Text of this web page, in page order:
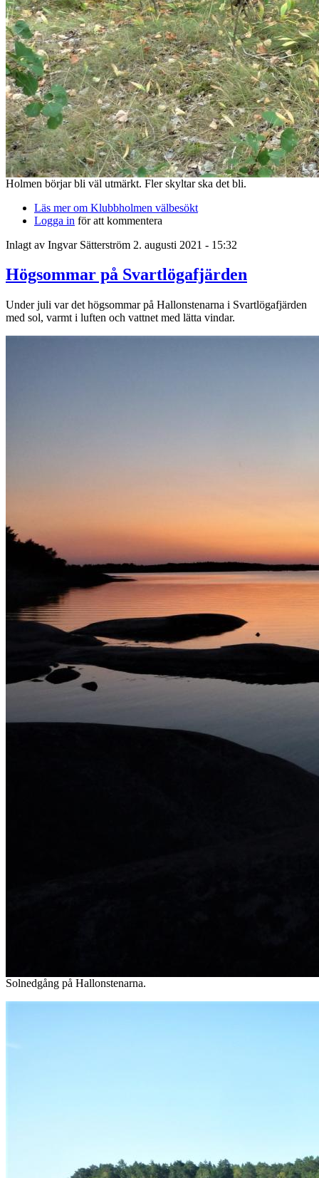
Holmen börjar bli väl utmärkt. Fler skyltar ska det bli.
Läs merom Klubbholmen välbesökt
Logga in för att kommentera
Inlagt av Ingvar Sätterström 2. augusti 2021 - 15:32
Högsommar på Svartlögafjärden
Under juli var det högsommar på Hallonstenarna i Svartlögafjärden
med sol, varmt i luften och vattnet med lätta vindar.
Solnedgång på Hallonstenarna.